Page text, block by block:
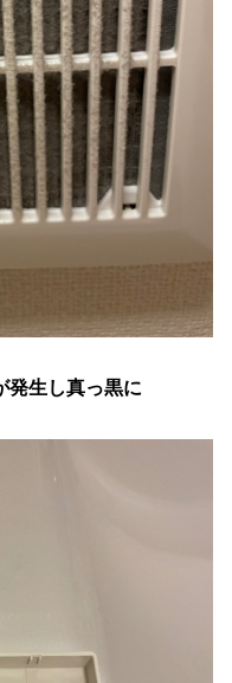
発生し真っ黒に